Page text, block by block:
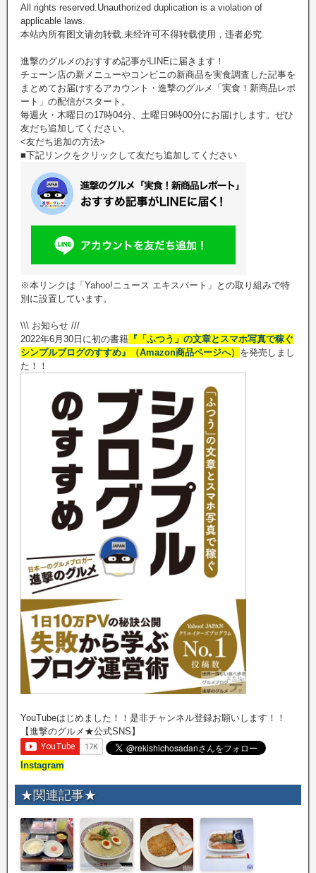
All rights reserved.Unauthorized duplication is a violation of
applicable laws.
本站內所有图文请勿转载.未经许可不得转载使用，违者必究.
進撃のグルメのおすすめ記事がLINEに届きます！
チェーン店の新メニューやコンビニの新商品を実食調査した記事を
まとめてお届けするアカウント・進撃のグルメ「実食！新商品レポ
ート」の配信がスタート。
毎週火・木曜日の17時04分、土曜日9時00分にお届けします。ぜひ
友だち追加してください。
<友だち追加の方法>
■下記リンクをクリックして友だち追加してください
※本リンクは「Yahoo!ニュース エキスパート」との取り組みで特
別に設置しています。
\\\ お知らせ ///
2022年6月30日に初の書籍 『「ふつう」の文章とスマホ写真で稼ぐ
シンプルブログのすすめ』（Amazon商品ページへ） を発売しまし
た！！
YouTubeはじめました！！是非チャンネル登録お願いします！！
【進撃のグルメ★公式SNS】
Instagram
★関連記事★